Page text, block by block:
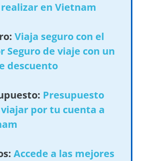
en Vietnam
Viaja seguro con el
Seguro de viaje con un
descuento
Presupuesto
por tu cuenta a
Accede a las mejores